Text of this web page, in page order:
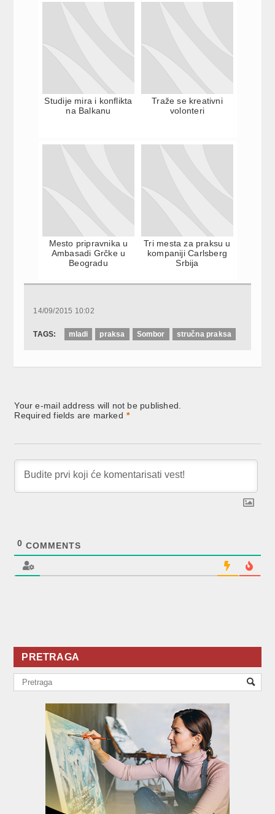
Studije mira i konflikta
na Balkanu
Traže se kreativni
volonteri
Mesto pripravnika u
Ambasadi Grčke u
Beogradu
Tri mesta za praksu u
kompaniji Carlsberg
Srbija
14/09/2015 10:02
TAGS: mladi praksa Sombor stručna praksa
Your e-mail address will not be published.
Required fields are marked *
0 COMMENTS
PRETRAGA